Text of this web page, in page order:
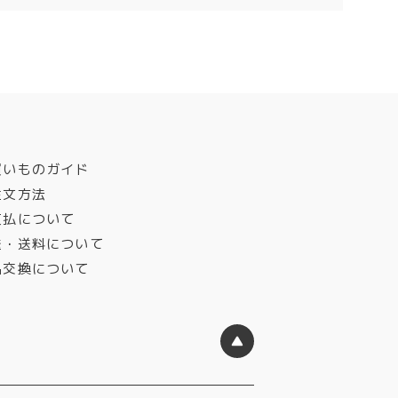
ものガイド
方法
について
送料について
換について